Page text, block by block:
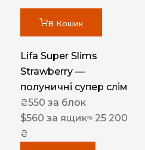
В Кошик
Lifa Super Slims
Strawberry —
полуничні супер слім
₴550 за блок
$560 за ящик≈ 25 200
₴